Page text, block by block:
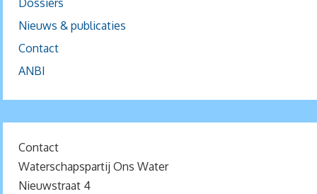
Nieuws & publicaties
Contact
ANBI
Contact
Waterschapspartij Ons Water
Nieuwstraat 4